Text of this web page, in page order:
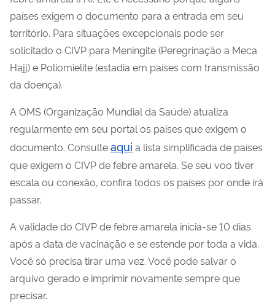
países exigem o documento para a entrada em seu
território. Para situações excepcionais pode ser
solicitado o CIVP para Meningite (Peregrinação a Meca
Hajj) e Poliomielite (estadia em países com transmissão
da doença).
A OMS (Organização Mundial da Saúde) atualiza
regularmente em seu portal os países que exigem o
documento. Consulteaqui a lista simplificada de países
que exigem o CIVP de febre amarela. Se seu voo tiver
escala ou conexão, confira todos os países por onde irá
passar.
A validade do CIVP de febre amarela inicia-se 10 dias
após a data de vacinação e se estende por toda a vida.
Você só precisa tirar uma vez. Você pode salvar o
arquivo gerado e imprimir novamente sempre que
precisar.